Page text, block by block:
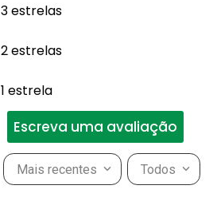
3 estrelas
2 estrelas
1 estrela
Escreva uma avaliação
Mais recentes Todos